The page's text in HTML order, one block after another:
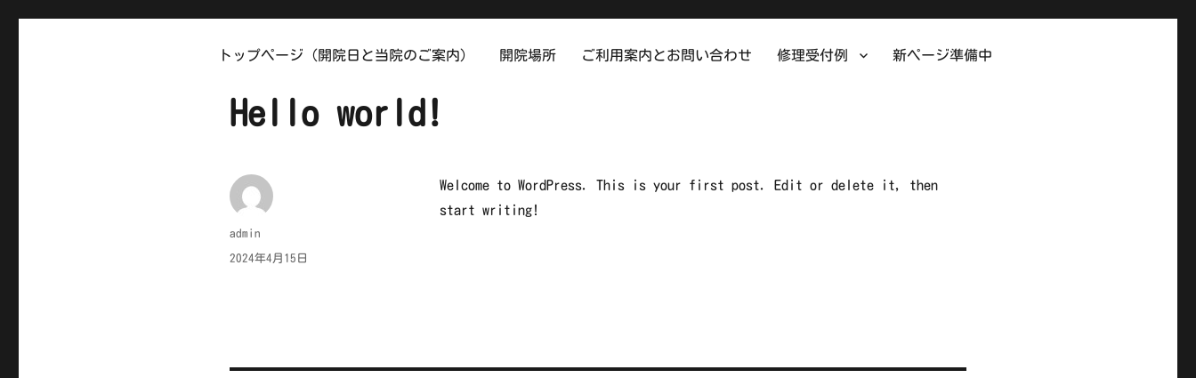
トップページ（開院日と当院のご案内） 開院場所 ご利用案内とお問い合わせ 修理受付例 新ページ準備中
Hello world!
Welcome to WordPress. This is your first post. Edit or delete it, then
start writing!
投
稿
admin
投
2024年4月15日